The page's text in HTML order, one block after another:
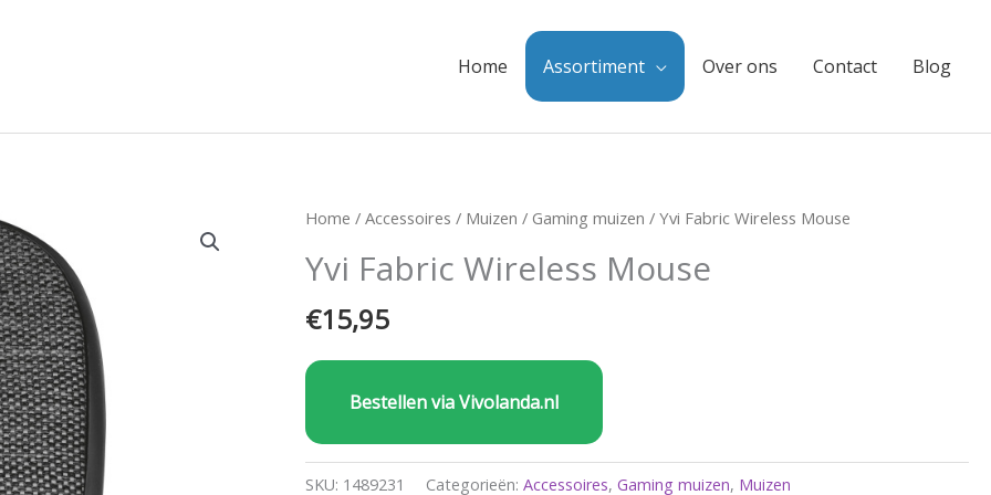
Home Assortiment Over ons Contact Blog
Home /Accessoires / Muizen / Gaming muizen / Yvi Fabric Wireless Mouse
Yvi Fabric Wireless Mouse
€15,95
Bestellen via Vivolanda.nl
SKU: 1489231 Categorieën:Accessoires,Gaming muizen, Muizen